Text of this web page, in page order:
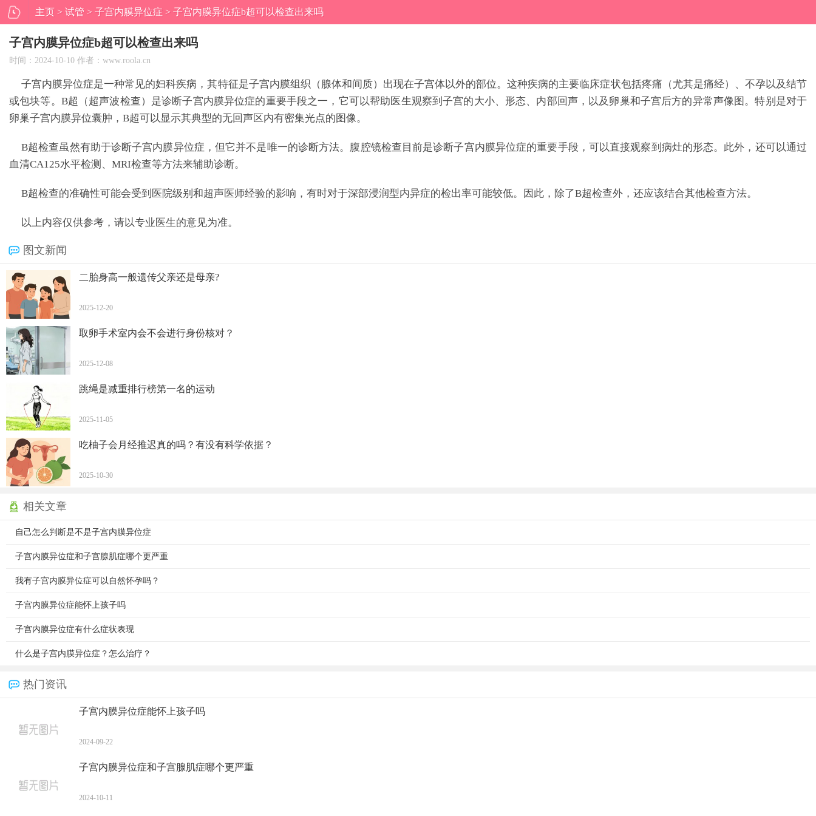
主页> 试管> 子宫内膜异位症 > 子宫内膜异位症b超可以检查出来吗
子宫内膜异位症b超可以检查出来吗
时间：2024-10-10 作者：www.roola.cn
子宫内膜异位症是一种常见的妇科疾病，其特征是子宫内膜组织（腺体和间质）出现在子宫体以外的部位。这种疾病的主要临床症状包括疼痛（尤其是痛经）、不孕以及结节
或包块等。B超（超声波检查）是诊断子宫内膜异位症的重要手段之一，它可以帮助医生观察到子宫的大小、形态、内部回声，以及卵巢和子宫后方的异常声像图。特别是对于
卵巢子宫内膜异位囊肿，B超可以显示其典型的无回声区内有密集光点的图像。
B超检查虽然有助于诊断子宫内膜异位症，但它并不是唯一的诊断方法。腹腔镜检查目前是诊断子宫内膜异位症的重要手段，可以直接观察到病灶的形态。此外，还可以通过
血清CA125水平检测、MRI检查等方法来辅助诊断。
B超检查的准确性可能会受到医院级别和超声医师经验的影响，有时对于深部浸润型内异症的检出率可能较低。因此，除了B超检查外，还应该结合其他检查方法。
以上内容仅供参考，请以专业医生的意见为准。
图文新闻
二胎身高一般遗传父亲还是母亲?
2025-12-20
取卵手术室内会不会进行身份核对？
2025-12-08
跳绳是减重排行榜第一名的运动
2025-11-05
吃柚子会月经推迟真的吗？有没有科学依据？
2025-10-30
相关文章
自己怎么判断是不是子宫内膜异位症
子宫内膜异位症和子宫腺肌症哪个更严重
我有子宫内膜异位症可以自然怀孕吗？
子宫内膜异位症能怀上孩子吗
子宫内膜异位症有什么症状表现
什么是子宫内膜异位症？怎么治疗？
热门资讯
子宫内膜异位症能怀上孩子吗
2024-09-22
子宫内膜异位症和子宫腺肌症哪个更严重
2024-10-11